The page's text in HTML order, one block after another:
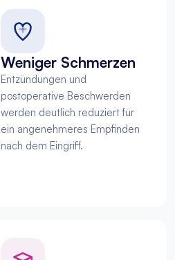
Weniger Schmerzen
Entzündungen und
postoperative Beschwerden
werden deutlich reduziert für
ein angenehmeres Empfinden
nach dem Eingriff.